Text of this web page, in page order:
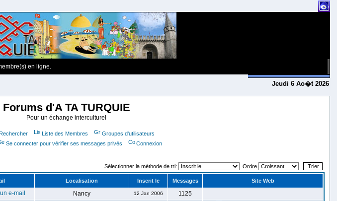
en ligne.
Jeudi 6 Ao�t 2026
Forums d'A TA TURQUIE
Pour un échange interculturel
Liste des Membres
Groupes d'utilisateurs
Se connecter pour vérifier ses messages privés Connexion
Sélectionner la méthode de tri: Ordre
Localisation Inscrit le Messages Site Web
Nancy 12 Jan 2006
1125